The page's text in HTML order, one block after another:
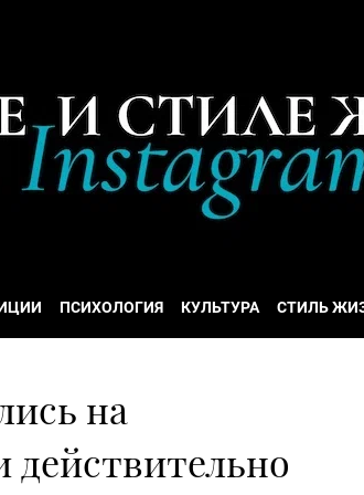
ПСИХОЛОГИЯ КУЛЬТУРА СТИЛЬ
на
действительно